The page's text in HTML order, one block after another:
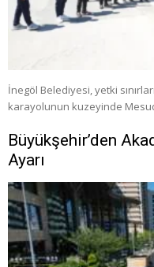
İnegöl Belediyesi, yetki
karayolunun kuzeyinde
Büyükşehir’den
Ayarı